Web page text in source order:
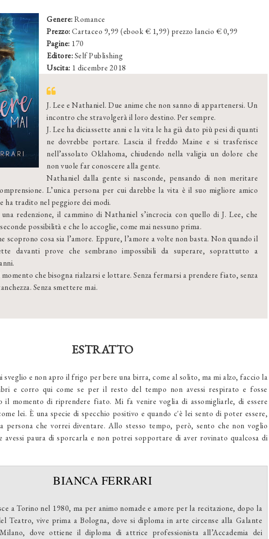
Genere:Romance
Prezzo:Cartaceo 9,99 (ebook € 1,99) prezzo lancio € 0,99
Pagine: 170
Editore:Self Publishing
Uscita: 1 dicembre 2018
J. Lee e Nathaniel. Due anime che non sanno di appartenersi. Un
incontro che stravolgerà il loro destino. Per sempre.
J. Lee ha diciassette anni e la vita le ha già dato più pesi di quanti
ne dovrebbe portare. Lascia il freddo Maine e si trasferisce
nell’assolato Oklahoma, chiudendo nella valigia un dolore che
non vuole far conoscere alla gente.
Nathaniel dalla gente si nasconde, pensando di non meritare
L’unica persona per cui darebbe la vita è il suo migliore amico
ha tradito nel peggiore dei modi.
redenzione, il cammino di Nathaniel s’incrocia con quello di J. Lee, che
possibilità e che lo accoglie, come mai nessuno prima.
scoprono cosa sia l’amore. Eppure, l’amore a volte non basta. Non quando il
davanti prove che sembrano impossibili da superare, soprattutto a
momento che bisogna rialzarsi e lottare. Senza fermarsi a prendere fiato, senza
Senza smettere mai.
ESTRATTO
sveglio e non apro il frigo per bere una birra, come al solito, ma mi alzo, faccio la
e corro qui come se per il resto del tempo non avessi respirato e fosse
il momento di riprendere fiato. Mi fa venire voglia di assomigliarle, di essere
lei. È una specie di specchio positivo e quando c'è lei sento di poter essere,
persona che vorrei diventare. Allo stesso tempo, però, sento che non voglio
avessi paura di sporcarla e non potrei sopportare di aver rovinato qualcosa di
BIANCA FERRARI
a Torino nel 1980, ma per animo nomade e amore per la recitazione, dopo la
Teatro, vive prima a Bologna, dove si diploma in arte circense alla Galante
dove ottiene il diploma di attrice professionista all’Accademia dei